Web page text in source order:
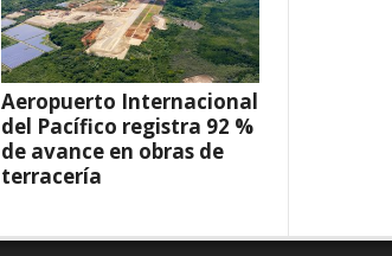
Aeropuerto Internacional
del Pacífico registra 92 %
de avance en obras de
terracería